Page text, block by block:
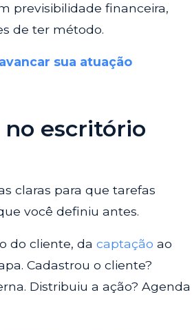
previsibilidade financeira,
de ter método.
sua atuação
escritório
claras para que tarefas
você definiu antes.
do cliente, da captação ao
Cadastrou o cliente?
Distribuiu a ação? Agenda